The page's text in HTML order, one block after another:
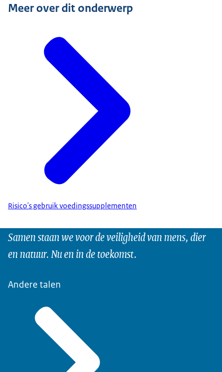
Meer over dit onderwerp
Risico's gebruik voedingssupplementen
Samen staan we voor de veiligheid van mens, dier
en natuur. Nu en in de toekomst.
Andere talen